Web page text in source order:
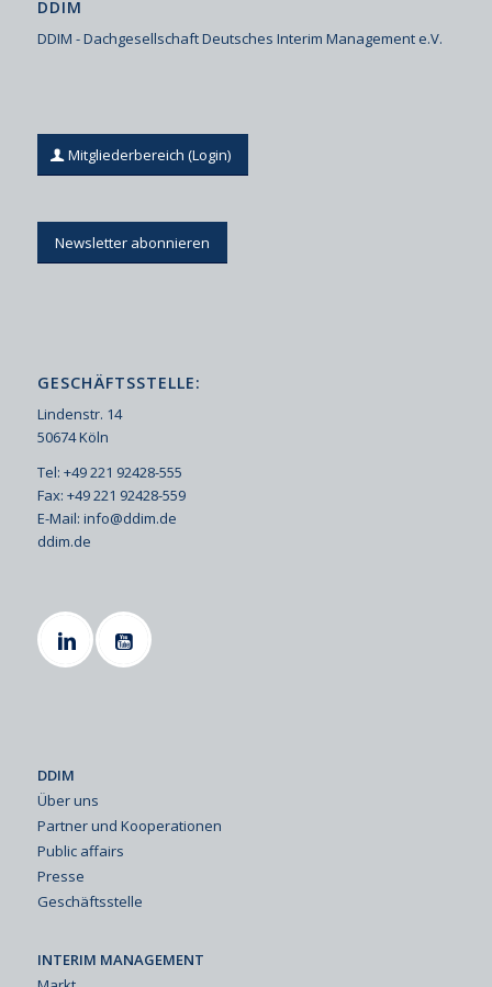
DDIM
DDIM - Dachgesellschaft Deutsches Interim Management e.V.
Mitgliederbereich (Login)
Newsletter abonnieren
GESCHÄFTSSTELLE:
Lindenstr. 14
50674 Köln
Tel: +49 221 92428-555
Fax: +49 221 92428-559
E-Mail: info@ddim.de
ddim.de
DDIM
Über uns
Partner und Kooperationen
Public affairs
Presse
Geschäftsstelle
INTERIM MANAGEMENT